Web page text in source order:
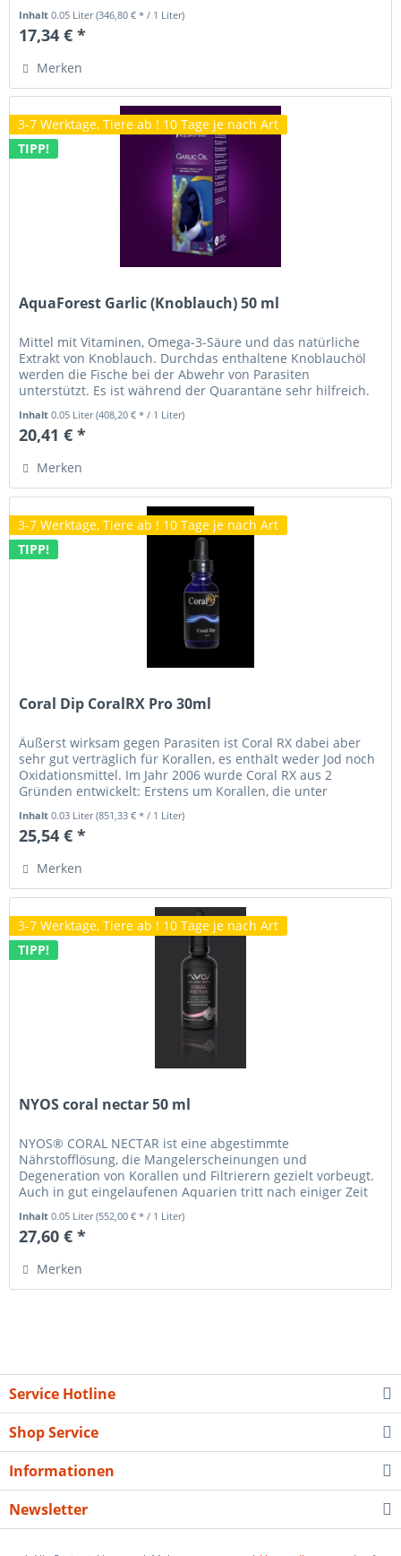
Inhalt0.05 Liter(346,80 € * / 1 Liter)
17,34 € *
Merken
3-7 Werktage, Tiere ab ! 10 Tage je nach Art
TIPP!
AquaForest Garlic (Knoblauch) 50 ml
Mittel mit Vitaminen, Omega-3-Säure und das natürliche
Extrakt von Knoblauch. Durchdas enthaltene Knoblauchöl
werden die Fische bei der Abwehr von Parasiten
unterstützt. Es ist während der Quarantäne sehr hilfreich.
Inhalt0.05 Liter(408,20 € * / 1 Liter)
20,41 € *
Merken
3-7 Werktage, Tiere ab ! 10 Tage je nach Art
TIPP!
Coral Dip CoralRX Pro 30ml
Äußerst wirksam gegen Parasiten ist Coral RX dabei aber
sehr gut verträglich für Korallen, es enthält weder Jod noch
Oxidationsmittel. Im Jahr 2006 wurde Coral RX aus 2
Gründen entwickelt: Erstens um Korallen, die unter
Inhalt0.03 Liter(851,33 € * / 1 Liter)
25,54 € *
Merken
3-7 Werktage, Tiere ab ! 10 Tage je nach Art
TIPP!
NYOS coral nectar 50 ml
NYOS® CORAL NECTAR ist eine abgestimmte
Nährstofflösung, die Mangelerscheinungen und
Degeneration von Korallen und Filtrierern gezielt vorbeugt.
Auch in gut eingelaufenen Aquarien tritt nach einiger Zeit
Inhalt0.05 Liter(552,00 € * / 1 Liter)
27,60 € *
Merken
Service Hotline
Shop Service
Informationen
Newsletter